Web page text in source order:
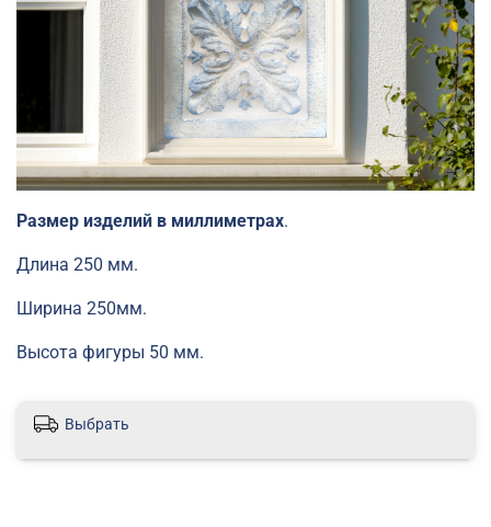
Размер изделий в миллиметрах.
Длина 250 мм.
Ширина 250мм.
Высота фигуры 50 мм.
Выбрать